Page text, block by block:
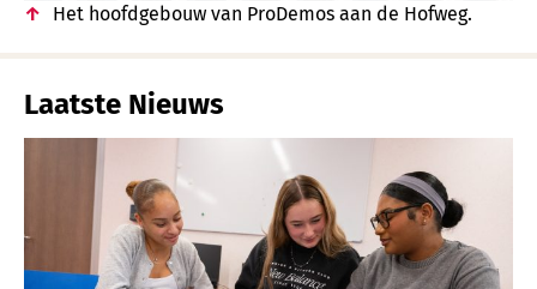
Het hoofdgebouw van ProDemos aan de Hofweg.
Laatste Nieuws